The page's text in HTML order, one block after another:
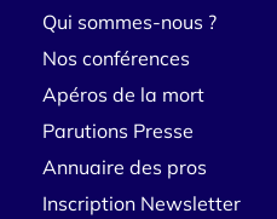
Qui sommes-nous ?
Nos conférences
Apéros de la mort
Parutions Presse
Annuaire des pros
Inscription Newsletter